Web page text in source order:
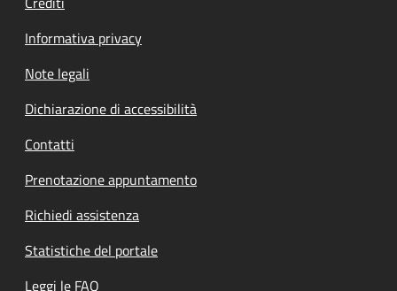
Informativa privacy
Note legali
Dichiarazione di accessibilità
Contatti
Prenotazione appuntamento
Richiedi assistenza
Statistiche del portale
Leggi le FAQ